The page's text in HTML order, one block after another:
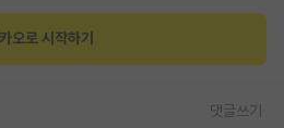
오로 시작하기
댓글쓰기